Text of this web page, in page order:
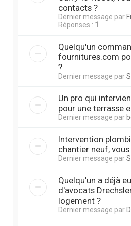
contacts ?
Dernier message par
Réponses : 1
Quelqu'un
fournitures.com
?
Dernier message par
Un pro qui
pour une terrasse
Dernier message par
Intervention
chantier neuf,
Dernier message par
Quelqu'un a déjà
d'avocats
logement ?
Dernier message par